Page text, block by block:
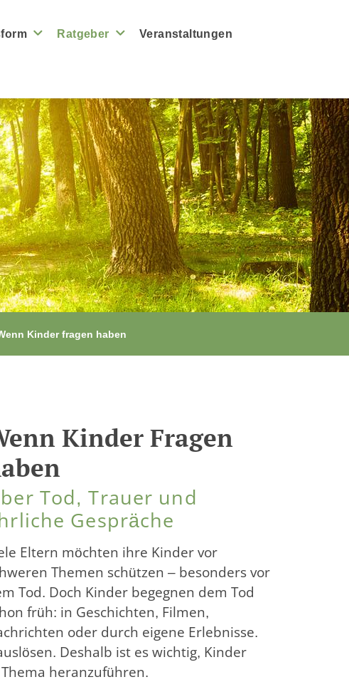
Ratgeber
Veranstaltungen
Kinder fragen haben
Kinder Fragen
Tod, Trauer und
Gespräche
Eltern möchten ihre Kinder vor
Themen schützen – besonders vor
Tod. Doch Kinder begegnen dem Tod
früh: in Geschichten, Filmen,
oder durch eigene Erlebnisse.
Deshalb ist es wichtig, Kinder
heranzuführen.